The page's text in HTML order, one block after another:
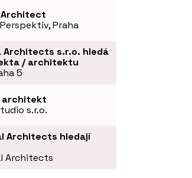
Praha
Architects s.r.o. hledá
/ architektu
5
architekt
s.r.o.
Architects hledají
Architects